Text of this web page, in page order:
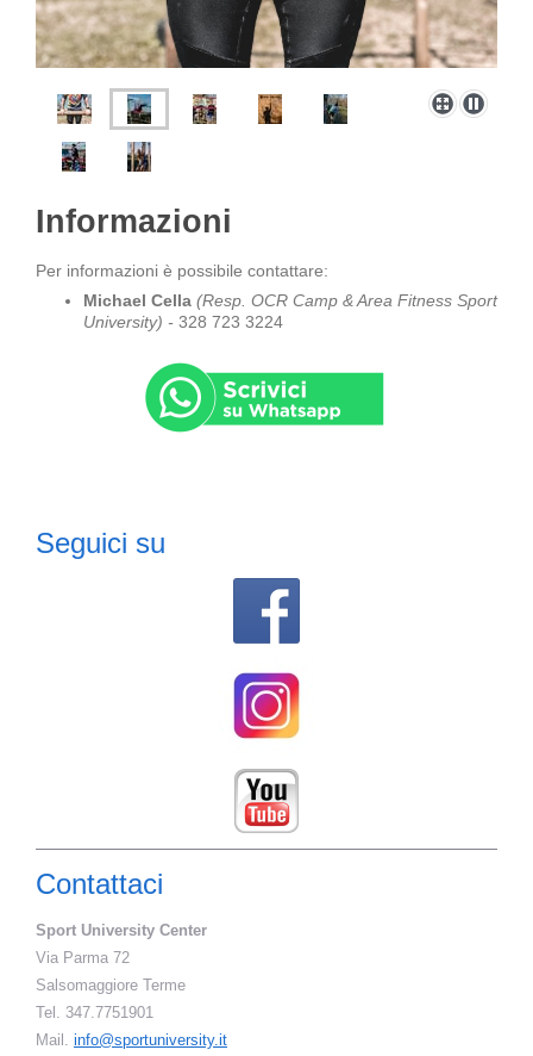
Informazioni
Per informazioni è possibile contattare:
Michael Cella (Resp. OCR Camp & Area Fitness Sport
University) - 328 723 3224
Seguici su
Contattaci
Sport University Center
Via Parma 72
Salsomaggiore Terme
Tel. 347.7751901
Mail. info@sportuniversity.it